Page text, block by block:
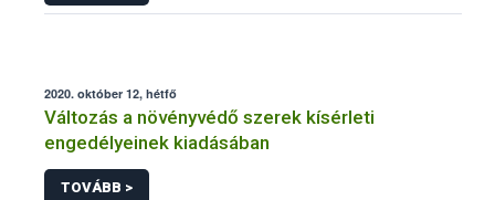
2020. október 12, hétfő
Változás a növényvédő szerek kísérleti
engedélyeinek kiadásában
TOVÁBB >